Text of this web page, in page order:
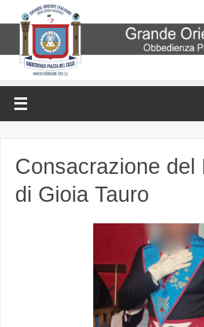
Consacrazione del
di Gioia Tauro